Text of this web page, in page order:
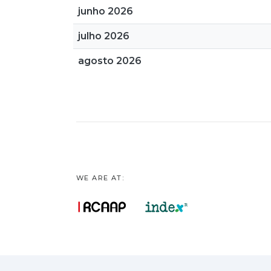
junho 2026
julho 2026
agosto 2026
WE ARE AT: